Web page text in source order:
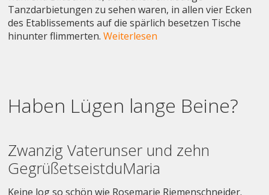
Tanzdarbietungen zu sehen waren, in allen vier Ecken
des Etablissements auf die spärlich besetzen Tische
hinunter flimmerten.Weiterlesen
Haben Lügen lange Beine?
Zwanzig Vaterunser und zehn
GegrüßetseistduMaria
Keine log so schön wie Rosemarie Riemenschneider.